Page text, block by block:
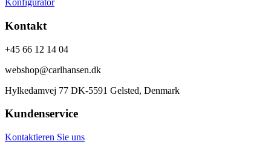
Konfigurator
Kontakt
+45 66 12 14 04
webshop@carlhansen.dk
Hylkedamvej 77 DK-5591 Gelsted, Denmark
Kundenservice
Kontaktieren Sie uns